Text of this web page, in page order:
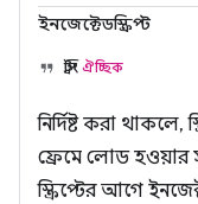
ইনজেক্টেডস্ক্রিপ্ট
স্ট্রিং ঐচ্ছিক
নির্দিষ্ট করা থাকলে,
ফ্রেমে লোড হওয়ার
স্ক্রিপ্টের আগে